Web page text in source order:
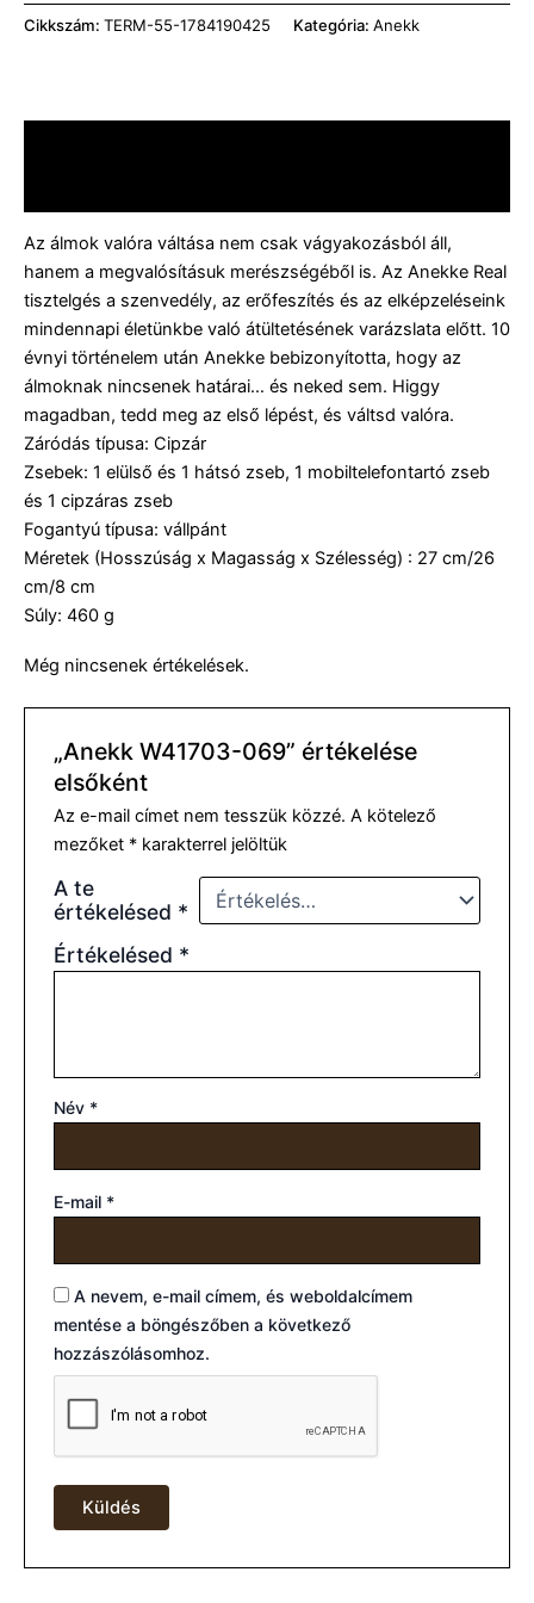
Cikkszám: TERM-55-1784190425 Kategória: Anekk
Az álmok valóra váltása nem csak vágyakozásból áll,
hanem a megvalósításuk merészségéből is. Az Anekke Real
tisztelgés a szenvedély, az erőfeszítés és az elképzeléseink
mindennapi életünkbe való átültetésének varázslata előtt. 10
évnyi történelem után Anekke bebizonyította, hogy az
álmoknak nincsenek határai… és neked sem. Higgy
magadban, tedd meg az első lépést, és váltsd valóra.
Záródás típusa: Cipzár
Zsebek: 1 elülső és 1 hátsó zseb, 1 mobiltelefontartó zseb
és 1 cipzáras zseb
Fogantyú típusa: vállpánt
Méretek (Hosszúság x Magasság x Szélesség) : 27 cm/26
cm/8 cm
Súly: 460 g
Még nincsenek értékelések.
„Anekk W41703-069” értékelése
elsőként
Az e-mail címet nem tesszük közzé. A kötelező
mezőket * karakterrel jelöltük
A te
értékelésed *
Értékelésed *
Név *
E-mail *
A nevem, e-mail címem, és weboldalcímem
mentése a böngészőben a következő
hozzászólásomhoz.